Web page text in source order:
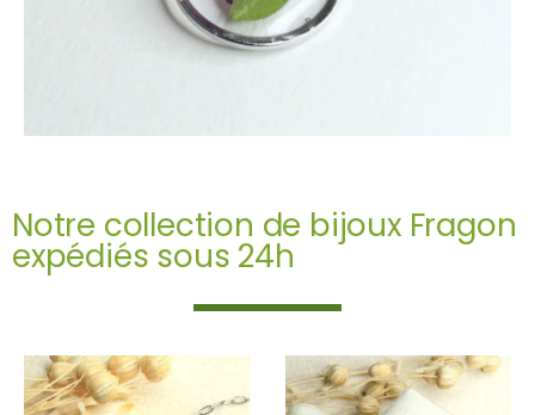
Notre collection de bijoux Fragon
expédiés sous 24h